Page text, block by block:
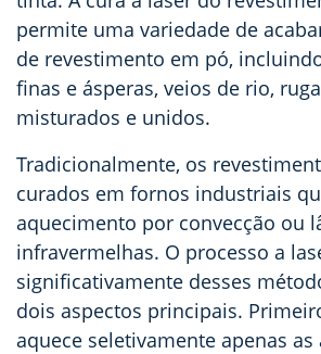
permite uma variedade de
de revestimento em pó,
finas e ásperas, veios de rio,
misturados e unidos.
Tradicionalmente, os
curados em fornos industriais
aquecimento por convecção ou
infravermelhas. O processo a
significativamente desses
dois aspectos principais.
aquece seletivamente apenas as